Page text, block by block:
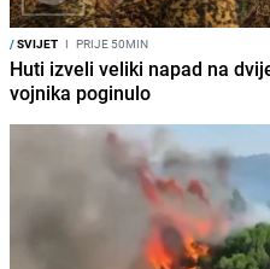
/SVIJET I PRIJE 50MIN
Huti izveli veliki napad na
vojnika poginulo